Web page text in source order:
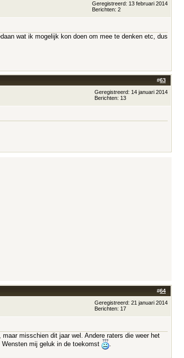
Geregistreerd: 13 februari 2014
Berichten: 2
wat ik mogelijk kon doen om mee te denken etc, dus
#63
Geregistreerd: 14 januari 2014
Berichten: 13
#64
Geregistreerd: 21 januari 2014
Berichten: 17
misschien dit jaar wel. Andere raters die weer het
mij geluk in de toekomst